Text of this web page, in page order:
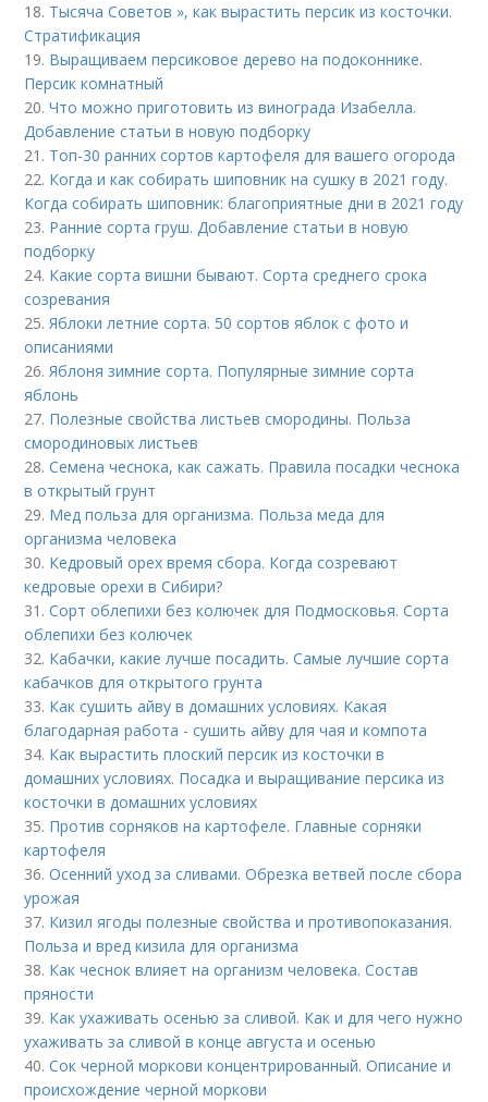
18. Тысяча Советов », как вырастить персик из косточки.
Стратификация
19. Выращиваем персиковое дерево на подоконнике.
Персик комнатный
20.Что можно приготовить из винограда Изабелла.
Добавление статьи в новую подборку
21. Топ-30 ранних сортов картофеля для вашего огорода
22. Когда и как собирать шиповник на сушку в 2021 году.
Когда собирать шиповник: благоприятные дни в 2021 году
23. Ранние сорта груш. Добавление статьи в новую
подборку
24. Какие сорта вишни бывают. Сорта среднего срока
созревания
25.Яблоки летние сорта. 50 сортов яблок с фото и
описаниями
26.Яблоня зимние сорта. Популярные зимние сорта
яблонь
27. Полезные свойства листьев смородины. Польза
смородиновых листьев
28.Семена чеснока, как сажать. Правила посадки чеснока
в открытый грунт
29. Мед польза для организма. Польза меда для
организма человека
30. Кедровый орех время сбора. Когда созревают
кедровые орехи в Сибири?
31.Сорт облепихи без колючек для Подмосковья. Сорта
облепихи без колючек
32. Кабачки, какие лучше посадить. Самые лучшие сорта
кабачков для открытого грунта
33. Как сушить айву в домашних условиях. Какая
благодарная работа - сушить айву для чая и компота
34. Как вырастить плоский персик из косточки в
домашних условиях. Посадка и выращивание персика из
косточки в домашних условиях
35. Против сорняков на картофеле. Главные сорняки
картофеля
36.Осенний уход за сливами. Обрезка ветвей после сбора
урожая
37. Кизил ягоды полезные свойства и противопоказания.
Польза и вред кизила для организма
38. Как чеснок влияет на организм человека. Состав
пряности
39. Как ухаживать осенью за сливой. Как и для чего нужно
ухаживать за сливой в конце августа и осенью
40.Сок черной моркови концентрированный. Описание и
происхождение черной моркови